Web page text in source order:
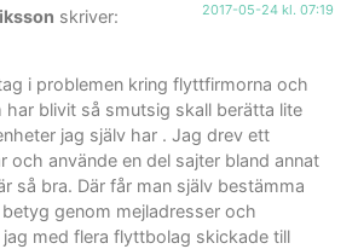
skriver: 2017-05-24 kl. 07:19
i problemen kring flyttfirmorna och
har blivit så smutsig skall berätta lite
jag själv har . Jag drev ett
och använde en del sajter bland annat
så bra. Där får man själv bestämma
genom mejladresser och
med flera flyttbolag skickade till